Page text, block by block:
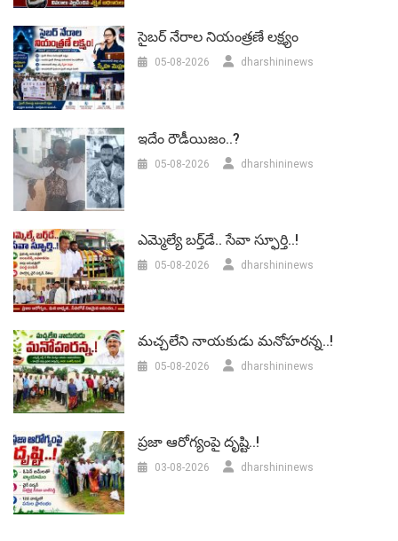
సైబర్ నేరాల నియంత్రణే లక్ష్యం
05-08-2026 dharshininews
ఇదేం రౌడీయిజం..?
05-08-2026 dharshininews
ఎమ్మెల్యే బర్త్‌డే.. సేవా స్ఫూర్తి..!
05-08-2026 dharshininews
మచ్చలేని నాయకుడు మనోహరన్న..!
05-08-2026 dharshininews
ప్రజా ఆరోగ్యంపై దృష్టి..!
03-08-2026 dharshininews